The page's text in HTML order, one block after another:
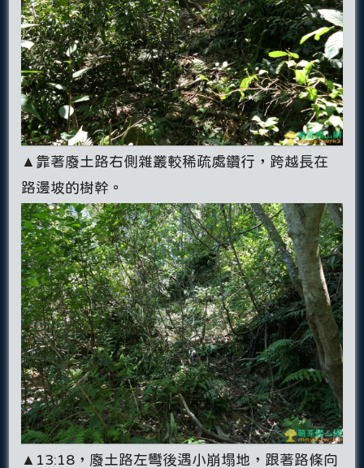
▲靠著廢土路右側雜叢較稀疏處鑽行，跨越長在
路邊坡的樹幹。
▲13:18，廢土路左彎後遇小崩塌地，跟著路條向